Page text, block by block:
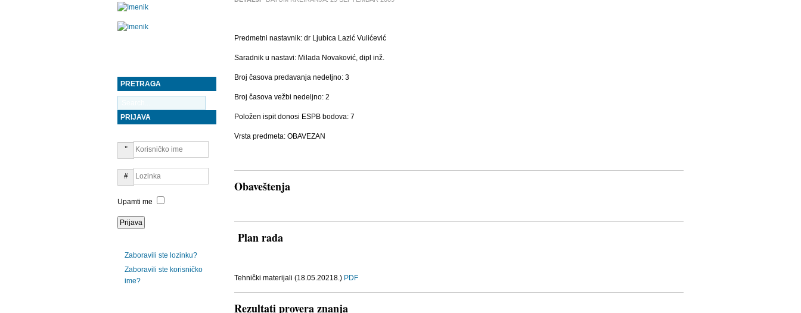
Predmetni nastavnik: dr Ljubica Lazić Vulićević
Saradnik u nastavi: Milada Novaković, dipl inž.
Broj časova predavanja nedeljno: 3
Broj časova vežbi nedeljno: 2
Položen ispit donosi ESPB bodova: 7
Vrsta predmeta: OBAVEZAN
Obaveštenja
Plan rada
Tehnički materijali (18.05.20218.) PDF
Rezultati provera znanja
PRETRAGA
PRIJAVA
Upamti me
Zaboravili ste lozinku?
Zaboravili ste korisničko
ime?